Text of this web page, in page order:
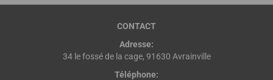
CONTACT
Adresse:
34 le fossé de la cage, 91630 Avrainville
Téléphone: